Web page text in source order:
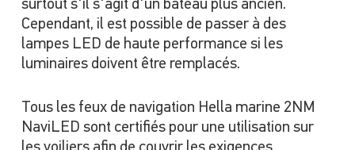
surtout s'il s'agit d'un bateau plus ancien.
Cependant, il est possible de passer à des
lampes LED de haute performance si les
luminaires doivent être remplacés.
Tous les feux de navigation Hella marine 2NM
NaviLED sont certifiés pour une utilisation sur